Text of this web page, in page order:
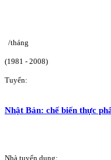
/tháng
(1981 - 2008)
Tuyển:
Nhật Bản: chế biến thực
Nhà tuyển dụng: